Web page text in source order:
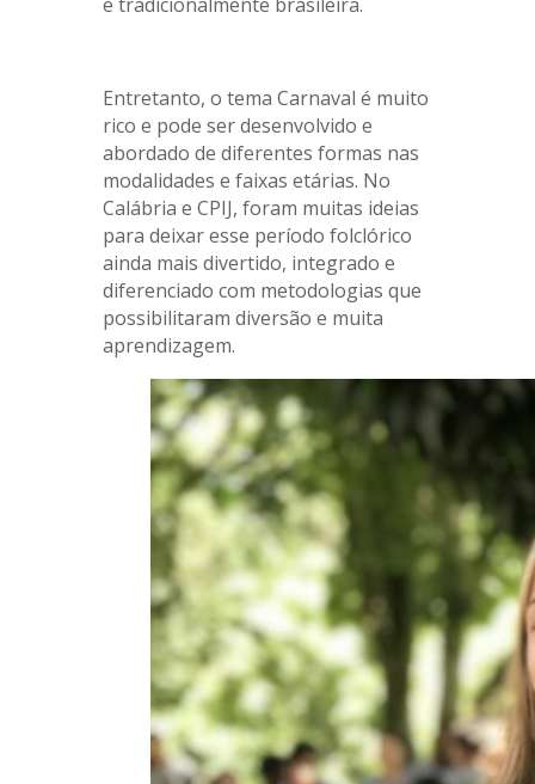
Entretanto, o tema Carnaval é muito
rico e pode ser desenvolvido e
abordado de diferentes formas nas
modalidades e faixas etárias. No
Calábria e CPIJ, foram muitas ideias
para deixar esse período folclórico
ainda mais divertido, integrado e
diferenciado com metodologias que
possibilitaram diversão e muita
aprendizagem.